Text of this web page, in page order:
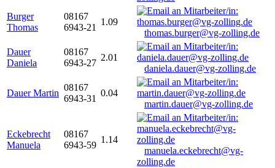
Burger
Thomas
08167
6943-21
1.09
thomas.burger@vg-zolling.de
Dauer
Daniela
08167
6943-27
2.01
daniela.dauer@vg-zolling.de
Dauer Martin
08167
6943-31
0.04
martin.dauer@vg-zolling.de
Eckebrecht
Manuela
08167
6943-59
1.14
manuela.eckebrecht@vg-
zolling.de